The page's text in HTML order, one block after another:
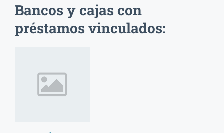
Bancos y cajas con
préstamos vinculados: